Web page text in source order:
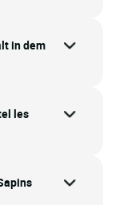
in dem
les